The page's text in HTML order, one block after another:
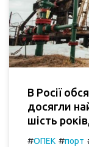
В Росії
досягли
шість
#ОПЕК #порт